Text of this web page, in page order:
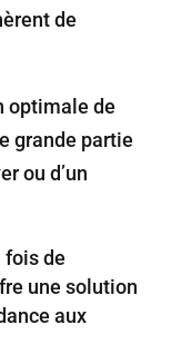
de
optimale de
grande partie
ou d’un
fois de
une solution
aux